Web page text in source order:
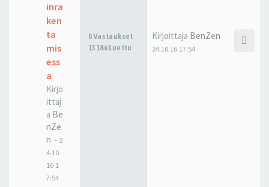
inra
ken
ta
mis
ess
a
Kirjo
ittaj
a Be
nZe
n - 2
4.10.
16 1
7:54
0 Vastaukset
13186 Luettu
Kirjoittaja BenZen
24.10.16 17:54